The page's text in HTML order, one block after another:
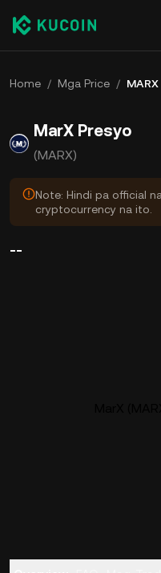
Home / Mga Price / MARX
MarX Presyo
(MARX)
Note: Hindi pa official
cryptocurrency na ito.
--